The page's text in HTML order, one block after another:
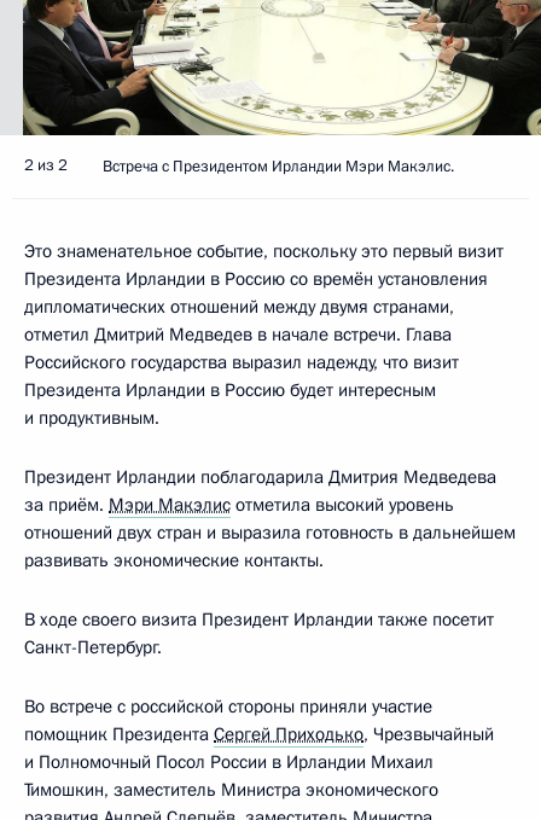
2 из 2 Встреча с Президентом Ирландии Мэри Макэлис.
Это знаменательное событие, поскольку это первый визит
Президента Ирландии в Россию со времён установления
дипломатических отношений между двумя странами,
отметил Дмитрий Медведев в начале встречи. Глава
Российского государства выразил надежду, что визит
Президента Ирландии в Россию будет интересным
и продуктивным.
Президент Ирландии поблагодарила Дмитрия Медведева
за приём. Мэри Макэлис отметила высокий уровень
отношений двух стран и выразила готовность в дальнейшем
развивать экономические контакты.
В ходе своего визита Президент Ирландии также посетит
Санкт-Петербург.
Во встрече с российской стороны приняли участие
помощник Президента Сергей Приходько, Чрезвычайный
и Полномочный Посол России в Ирландии Михаил
Тимошкин, заместитель Министра экономического